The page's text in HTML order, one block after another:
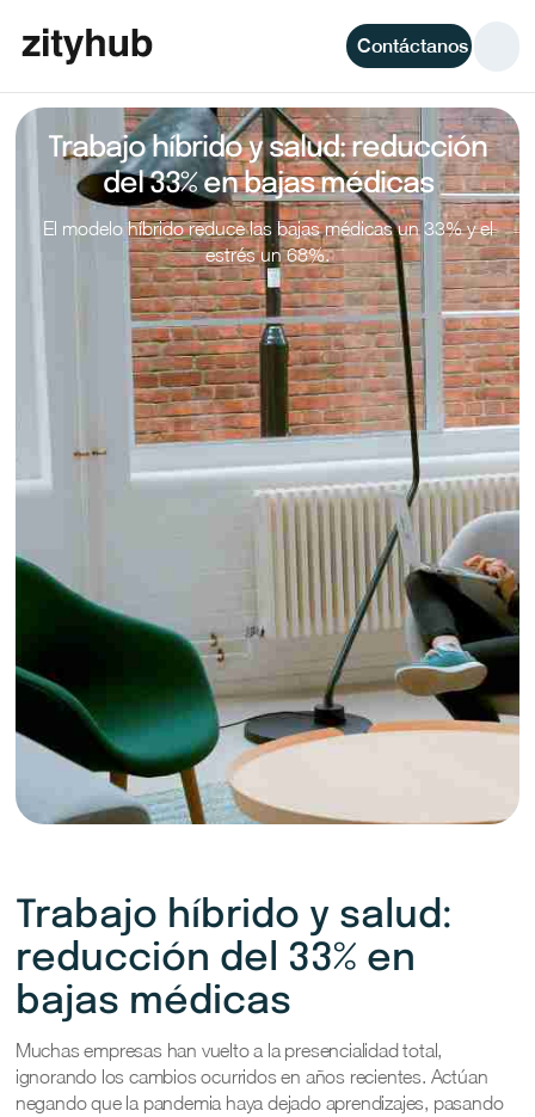
Contáctanos
Trabajo híbrido y salud: reducción
del 33% en bajas médicas
El modelo híbrido reduce las bajas médicas un 33% y el
estrés un 68%.
Trabajo híbrido y salud:
reducción del 33% en
bajas médicas
Muchas empresas han vuelto a la presencialidad total,
ignorando los cambios ocurridos en años recientes. Actúan
negando que la pandemia haya dejado aprendizajes, pasando